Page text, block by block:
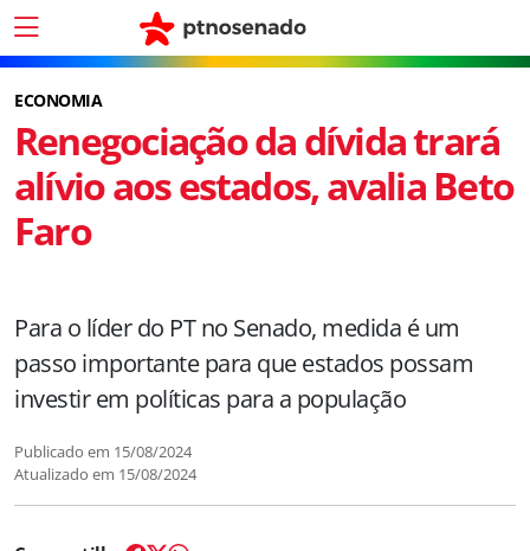
ECONOMIA
Renegociação da dívida trará
alívio aos estados, avalia Beto
Faro
Para o líder do PT no Senado, medida é um
passo importante para que estados possam
investir em políticas para a população
Publicado em 15/08/2024
Atualizado em 15/08/2024